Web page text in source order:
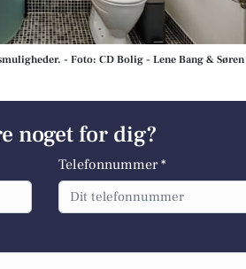
- Foto: CD Bolig - Lene Bang &
noget for dig?
Telefonnummer *